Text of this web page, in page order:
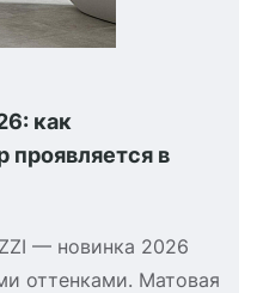
как
проявляется в
— новинка 2026
оттенками. Матовая